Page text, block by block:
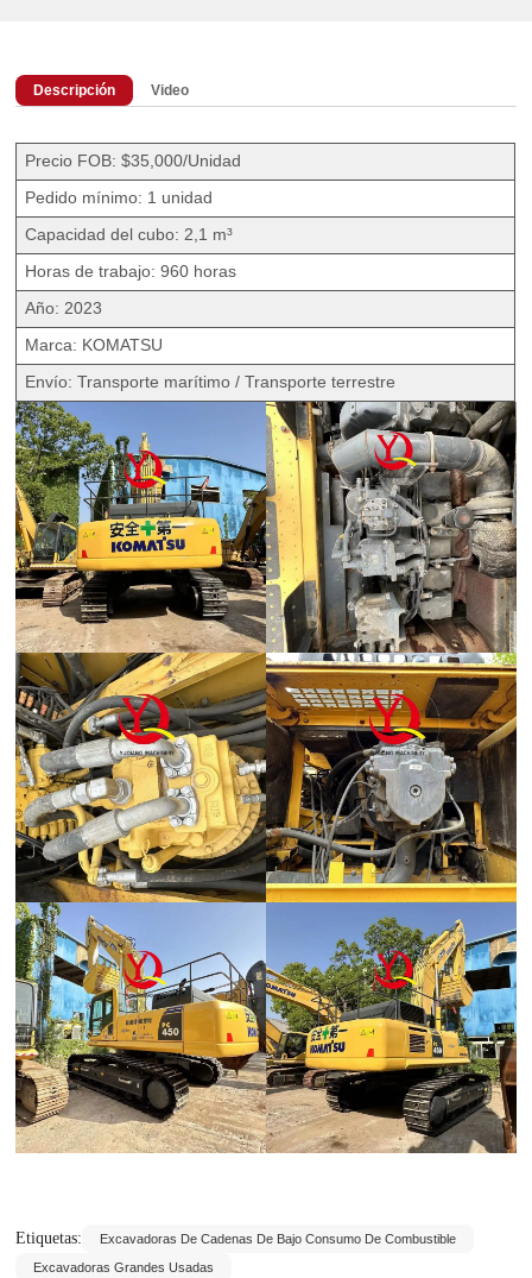
Descripción Video
Precio FOB: $35,000/Unidad
Pedido mínimo: 1 unidad
Capacidad del cubo: 2,1 m³
Horas de trabajo: 960 horas
Año: 2023
Marca: KOMATSU
Envío: Transporte marítimo / Transporte terrestre
Etiquetas:
Excavadoras De Cadenas De Bajo Consumo De Combustible
Excavadoras Grandes Usadas